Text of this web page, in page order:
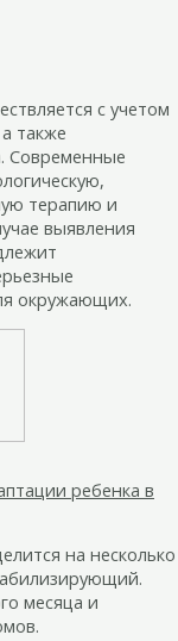
с учетом
также
Современные
терапию и
выявления
окружающих.
ребенка в
на несколько
месяца и